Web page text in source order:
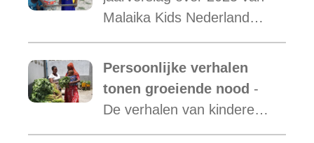
Malaika Kids Nederland
met daarin opgenomen het
verslag van de activiteiten
van Malaika Kids Tanzania
is uit.
Persoonlijke verhalen
tonen groeiende nood -
De verhalen van kinderen
laten zien hoe essentieel